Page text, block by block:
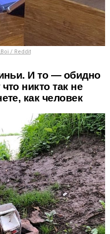
/ Reddit
И то — обидно
никто так не
как человек